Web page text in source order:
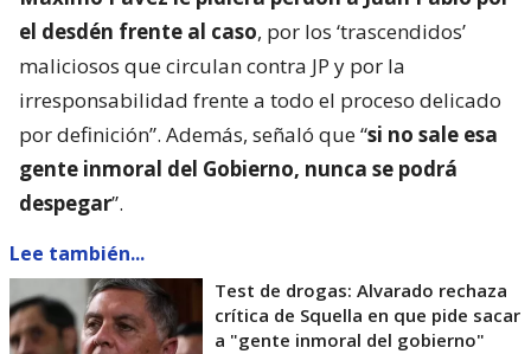
el desdén frente al caso, por los ‘trascendidos’
maliciosos que circulan contra JP y por la
irresponsabilidad frente a todo el proceso delicado
por definición”. Además, señaló que “si no sale esa
gente inmoral del Gobierno, nunca se podrá
despegar”.
Lee también...
Test de drogas: Alvarado rechaza
crítica de Squella en que pide sacar
a "gente inmoral del gobierno"